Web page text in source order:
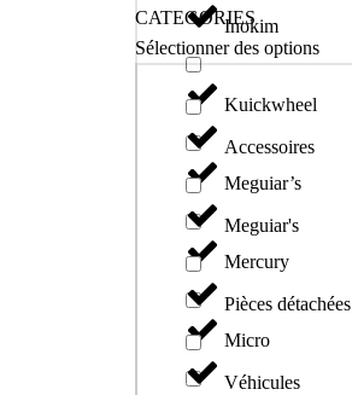
Inokim
Kuickwheel
Meguiar’s
Mercury
Micro
CATEGORIES
Sélectionner des options
Accessoires
Meguiar's
Pièces détachées
Véhicules